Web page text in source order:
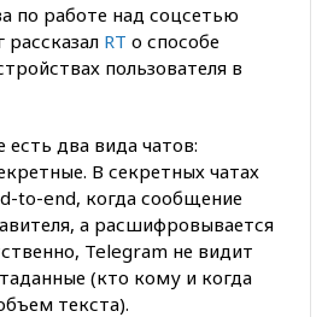
по работе над соцсетью
рассказал RT о способе
пользователя в
два вида чатов:
В секретных чатах
to-end, когда сообщение
а расшифровывается
Telegram не видит
(кто кому и когда
текста).